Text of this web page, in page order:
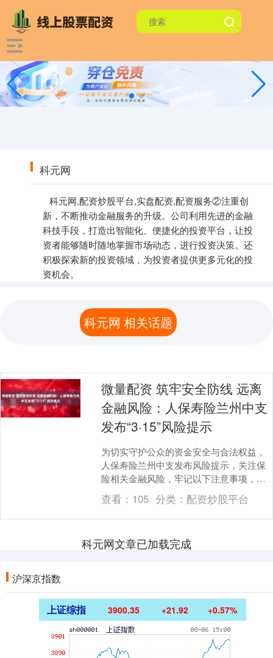
科元网
科元网,配资炒股平台,实盘配资,配资服务②注重创
新，不断推动金融服务的升级。公司利用先进的金融
科技手段，打造出智能化、便捷化的投资平台，让投
资者能够随时随地掌握市场动态，进行投资决策。还
积极探索新的投资领域，为投资者提供更多元化的投
资机会。
科元网 相关话题
微量配资 筑牢安全防线 远离
金融风险：人保寿险兰州中支
发布“3·15”风险提示
为切实守护公众的资金安全与合法权益，
人保寿险兰州中支发布风险提示，关注保
险相关金融风险，牢记以下注意事项，守
护好自身“钱袋子”： 警惕“高收益”陷阱：正
规保险产....
查看： 105 分类： 配资炒股平台
科元网文章已加载完成
沪深京指数
上证综指 3900.35 +21.92 +0.57%